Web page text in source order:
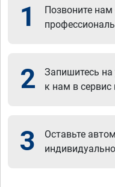
1 Позвоните нам
2
Запишитесь
к нам в сервис
3
Оставьте